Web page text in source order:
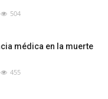
504
médica en la muerte
455